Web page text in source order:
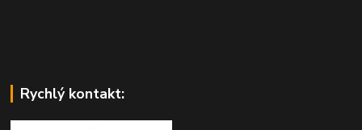
Rychlý kontakt: